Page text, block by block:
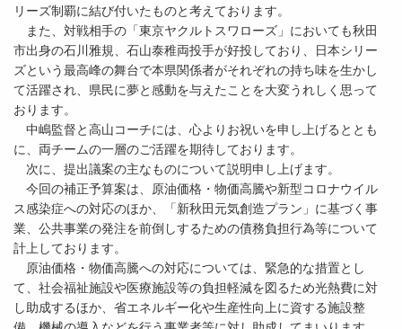
リーズ制覇に結び付いたものと考えております。
また、対戦相手の「東京ヤクルトスワローズ」においても秋田
市出身の石川雅規、石山泰稚両投手が好投しており、日本シリー
ズという最高峰の舞台で本県関係者がそれぞれの持ち味を生かし
て活躍され、県民に夢と感動を与えたことを大変うれしく思って
おります。
中嶋監督と高山コーチには、心よりお祝いを申し上げるととも
に、両チームの一層のご活躍を期待しております。
次に、提出議案の主なものについて説明申し上げます。
今回の補正予算案は、原油価格・物価高騰や新型コロナウイル
ス感染症への対応のほか、「新秋田元気創造プラン」に基づく事
業、公共事業の発注を前倒しするための債務負担行為等について
計上しております。
原油価格・物価高騰への対応については、緊急的な措置とし
て、社会福祉施設や医療施設等の負担軽減を図るため光熱費に対
し助成するほか、省エネルギー化や生産性向上に資する施設整